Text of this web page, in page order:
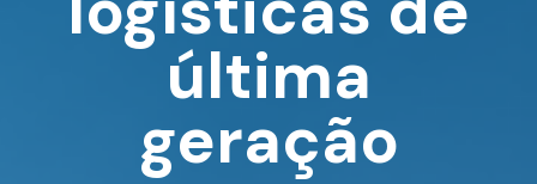
última
geração